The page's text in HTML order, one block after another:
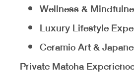
Wellness &
Luxury Lifestyle
Ceramic Art &
Private Matcha